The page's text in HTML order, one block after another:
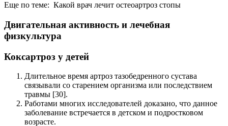
Еще по теме: Какой врач лечит остеоартроз стопы
Двигательная активность и лечебная
физкультура
Коксартроз у детей
Длительное время артроз тазобедренного сустава
связывали со старением организма или последствием
травмы [30].
Работами многих исследователей доказано, что данное
заболевание встречается в детском и подростковом
возрасте.